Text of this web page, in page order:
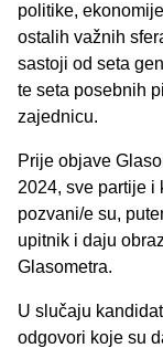
politike,
ostalih važnih
sastoji od seta
te seta posebnih
zajednicu.
Prije objave
2024, sve partije i
pozvani/e su,
upitnik i daju
Glasometra.
U slučaju
odgovori koje su